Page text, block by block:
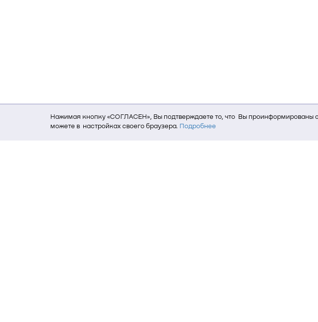
Нажимая кнопку «СОГЛАСЕН», Вы подтверждаете то, что Вы проинформированы
можете в настройках своего браузера. Подробнее